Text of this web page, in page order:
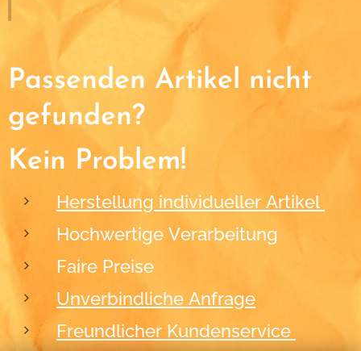
Passenden Artikel nicht
gefunden?
Kein Problem!
Herstellung individueller Artikel
Hochwertige Verarbeitung
Faire Preise
Unverbindliche Anfrage
Freundlicher Kundenservice